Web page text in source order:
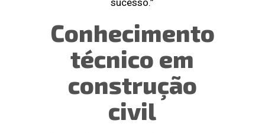
Conhecimento
técnico em
construção
civil